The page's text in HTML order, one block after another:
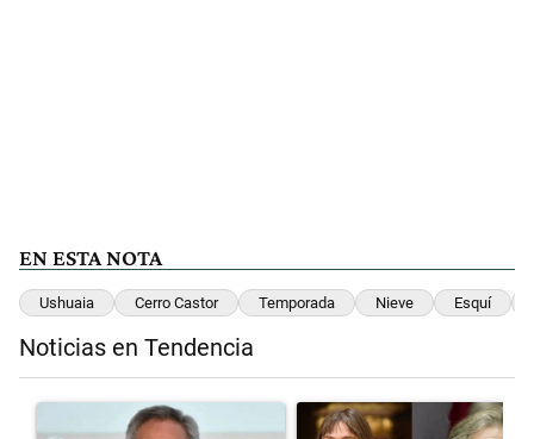
EN ESTA NOTA
Ushuaia Cerro Castor Temporada Nieve Esquí
Noticias en Tendencia
Un artículo de tendencia con el título ""Si no está de acuerdo se
Un artículo de tendencia con el